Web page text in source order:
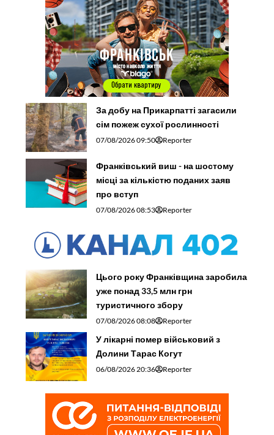
За добу на Прикарпатті загасили
сім пожеж сухої рослинності
07/08/2026 09:50 Reporter
Франківський виш - на шостому
місці за кількістю поданих заяв
про вступ
07/08/2026 08:53 Reporter
Цього року Франківщина заробила
уже понад 33,5 млн грн
туристичного збору
07/08/2026 08:08 Reporter
У лікарні помер військовий з
Долини Тарас Когут
06/08/2026 20:36 Reporter